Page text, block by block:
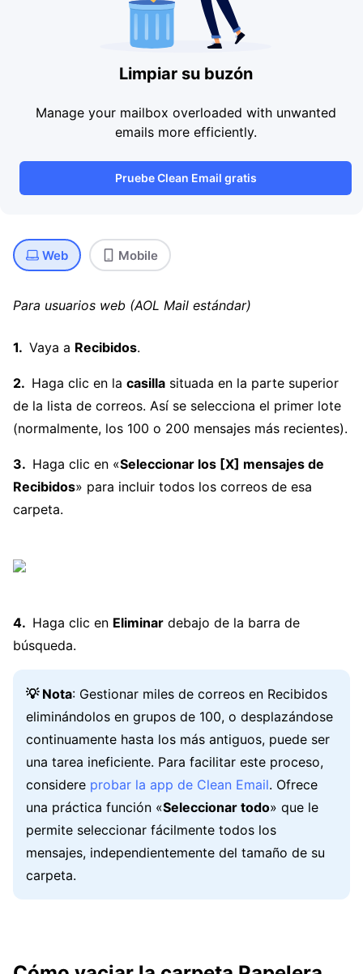
Limpiar su buzón
Manage your mailbox overloaded with unwanted
emails more efficiently.
Pruebe Clean Email gratis
Web Mobile
Para usuarios web (AOL Mail estándar)
Vaya a Recibidos.
Haga clic en la casilla situada en la parte superior
de la lista de correos. Así se selecciona el primer lote
(normalmente, los 100 o 200 mensajes más recientes).
Haga clic en «Seleccionar los [X] mensajes de
Recibidos» para incluir todos los correos de esa
carpeta.
Haga clic en Eliminar debajo de la barra de
búsqueda.
💡 Nota: Gestionar miles de correos en Recibidos
eliminándolos en grupos de 100, o desplazándose
continuamente hasta los más antiguos, puede ser
una tarea ineficiente. Para facilitar este proceso,
considere probar la app de Clean Email. Ofrece
una práctica función «Seleccionar todo» que le
permite seleccionar fácilmente todos los
mensajes, independientemente del tamaño de su
carpeta.